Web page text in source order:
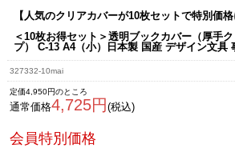
【人気のクリアカバーが10枚セットで特別価格
＜10枚お得セット＞透明ブックカバー（厚手
プ） C-13 A4（小）日本製 国産 デザイン文具
327332-10mai
定価4,950円のところ
通常価格4,725円 (税込)